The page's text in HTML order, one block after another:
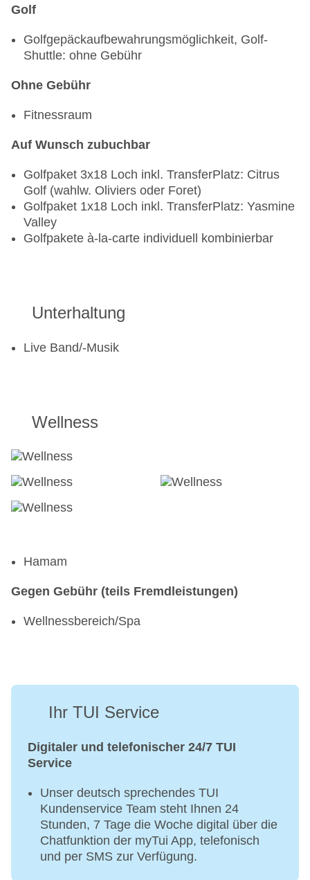
Golf
Golfgepäckaufbewahrungsmöglichkeit, Golf-
Shuttle: ohne Gebühr
Ohne Gebühr
Fitnessraum
Auf Wunsch zubuchbar
Golfpaket 3x18 Loch inkl. TransferPlatz: Citrus
Golf (wahlw. Oliviers oder Foret)
Golfpaket 1x18 Loch inkl. TransferPlatz: Yasmine
Valley
Golfpakete à-la-carte individuell kombinierbar
Unterhaltung
Live Band/-Musik
Wellness
Hamam
Gegen Gebühr (teils Fremdleistungen)
Wellnessbereich/Spa
Ihr TUI Service
Digitaler und telefonischer 24/7 TUI
Service
Unser deutsch sprechendes TUI
Kundenservice Team steht Ihnen 24
Stunden, 7 Tage die Woche digital über die
Chatfunktion der myTui App, telefonisch
und per SMS zur Verfügung.